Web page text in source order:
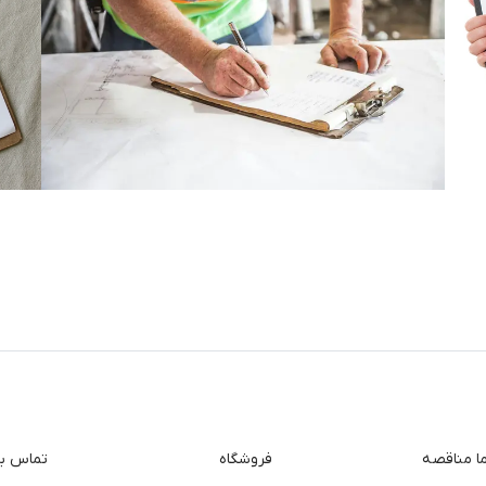
مناقصه فروشگاه تماس